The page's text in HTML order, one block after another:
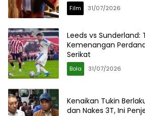
Film 31/07/2026
Leeds vs Sunderland:
Kemenangan
Serikat
Bola 31/07/2026
Kenaikan Tukin
dan Nakes 3T, Ini